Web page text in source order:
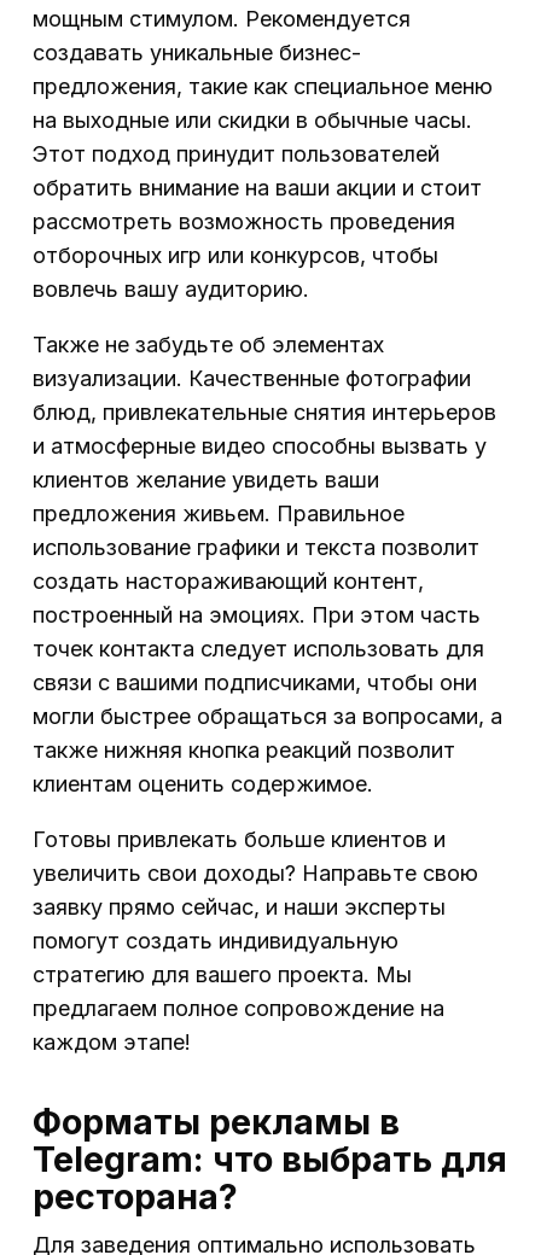
мощным стимулом. Рекомендуется
создавать уникальные бизнес-
предложения, такие как специальное меню
на выходные или скидки в обычные часы.
Этот подход принудит пользователей
обратить внимание на ваши акции и стоит
рассмотреть возможность проведения
отборочных игр или конкурсов, чтобы
вовлечь вашу аудиторию.
Также не забудьте об элементах
визуализации. Качественные фотографии
блюд, привлекательные снятия интерьеров
и атмосферные видео способны вызвать у
клиентов желание увидеть ваши
предложения живьем. Правильное
использование графики и текста позволит
создать настораживающий контент,
построенный на эмоциях. При этом часть
точек контакта следует использовать для
связи с вашими подписчиками, чтобы они
могли быстрее обращаться за вопросами, а
также нижняя кнопка реакций позволит
клиентам оценить содержимое.
Готовы привлекать больше клиентов и
увеличить свои доходы? Направьте свою
заявку прямо сейчас, и наши эксперты
помогут создать индивидуальную
стратегию для вашего проекта. Мы
предлагаем полное сопровождение на
каждом этапе!
Форматы рекламы в
Telegram: что выбрать для
ресторана?
Для заведения оптимально использовать